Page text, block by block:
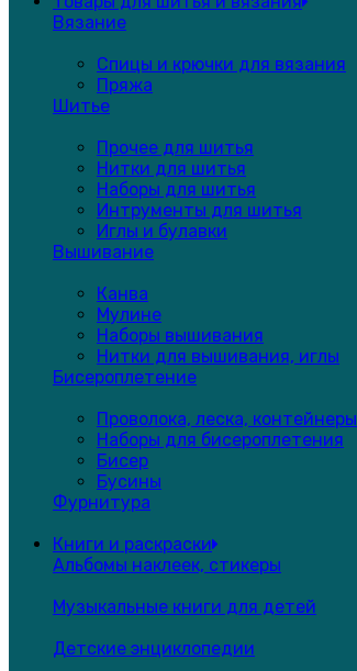
Вязание
Спицы и крючки для вязания
Пряжа
Шитье
Прочее для шитья
Нитки для шитья
Наборы для шитья
Интрументы для шитья
Иглы и булавки
Вышивание
Канва
Мулине
Наборы вышивания
Нитки для вышивания, иглы
Бисероплетение
Проволока, леска, контейнеры
Наборы для бисероплетения
Бисер
Бусины
Фурнитура
Книги и раскраски
Альбомы наклеек, стикеры
Музыкальные книги для детей
Детские энциклопедии